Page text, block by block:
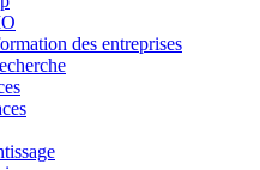
des entreprises